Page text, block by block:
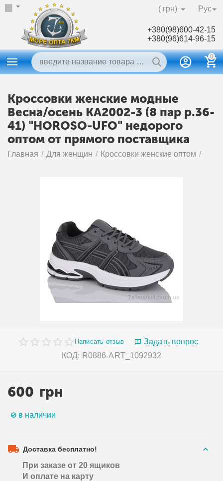
Рус
( грн)
+380(98)600-42-15
+380(96)614-96-15
0
Кроссовки женские модные
Весна/осень KA2002-3 (8 пар р.36-
41) "HOROSO-UFO" недорого
оптом от прямого поставщика
Главная / Для женщин / Кроссовки женские оптом /
Написать отзыв
Задать вопрос
КОД: R0886-ART_1092932
600 грн
в наличии
Доставка бесплатно!
При заказе от 20 ящиков
И оплате на карту